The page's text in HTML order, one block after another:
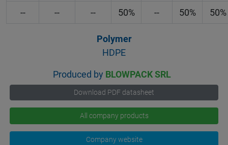
-- -- -- 50% -- 50% 50%
Polymer
HDPE
Produced by BLOWPACK SRL
Download PDF datasheet
All company products
Company website